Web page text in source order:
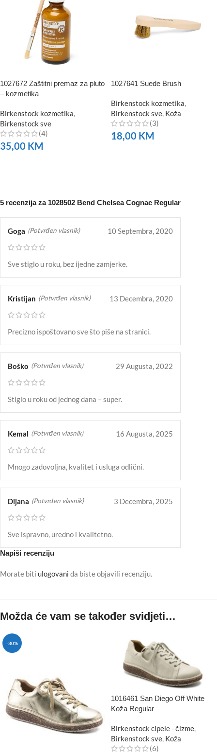
1027672 Zaštitni premaz za pluto
– kozmetika
Birkenstock kozmetika
Birkenstock sve
(4)
35,00 KM
1027641 Suede Brush
Birkenstock kozmetika
Birkenstock sve Koža
(3)
18,00 KM
5 recenzija za 1028502 Bend Chelsea Cognac Regular
Goga (Potvrđen vlasnik) 10 Septembra, 2020
Sve stiglo u roku, bez ijedne zamjerke.
Kristijan (Potvrđen vlasnik) 13 Decembra, 2020
Precizno ispoštovano sve što piše na stranici.
Boško (Potvrđen vlasnik) 29 Augusta, 2022
Stiglo u roku od jednog dana – super.
Kemal (Potvrđen vlasnik) 16 Augusta, 2025
Mnogo zadovoljna, kvalitet i usluga odlični.
Dijana (Potvrđen vlasnik) 3 Decembra, 2025
Sve ispravno, uredno i kvalitetno.
Napiši recenziju
Morate biti ulogovani da biste objavili recenziju.
Možda će vam se također svidjeti…
-30%
1016461 San Diego Off White
Koža Regular
Birkenstock cipele - čizme,
Birkenstock sve, Koža
(6)